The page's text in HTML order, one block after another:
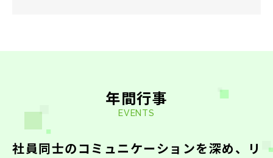
年間行事
EVENTS
社員同士のコミュニケーションを深め、
リ